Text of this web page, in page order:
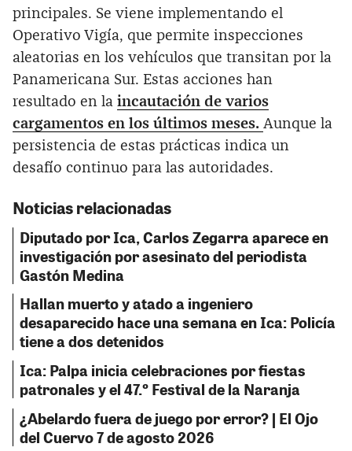
principales. Se viene implementando el
Operativo Vigía, que permite inspecciones
aleatorias en los vehículos que transitan por la
Panamericana Sur. Estas acciones han
resultado en la incautación de varios
cargamentos en los últimos meses. Aunque la
persistencia de estas prácticas indica un
desafío continuo para las autoridades.
Noticias relacionadas
Diputado por Ica, Carlos Zegarra aparece en
investigación por asesinato del periodista
Gastón Medina
Hallan muerto y atado a ingeniero
desaparecido hace una semana en Ica: Policía
tiene a dos detenidos
Ica: Palpa inicia celebraciones por fiestas
patronales y el 47.º Festival de la Naranja
¿Abelardo fuera de juego por error? | El Ojo
del Cuervo 7 de agosto 2026